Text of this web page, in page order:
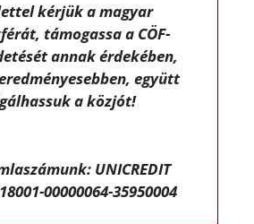
kérjük a magyar
támogassa a CÖF-
annak érdekében,
együtt
a közjót!
UNICREDIT
00000064-35950004